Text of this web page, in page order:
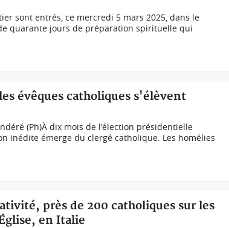
sont entrés, ce mercredi 5 mars 2025, dans le
quarante jours de préparation spirituelle qui
évêques catholiques s'élèvent
(Ph)À dix mois de l'élection présidentielle
inédite émerge du clergé catholique. Les homélies
près de 200 catholiques sur les
en Italie